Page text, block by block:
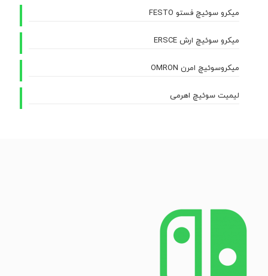
میکرو سوئیچ فستو FESTO
میکرو سوئیچ ارش ERSCE
میکروسوئیچ امرن OMRON
لیمیت سوئیچ اهرمی